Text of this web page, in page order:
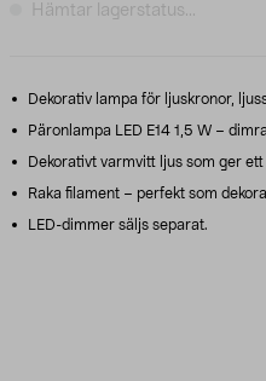
Hämtar lagerstatus...
Dekorativ lampa för ljuskronor,
Päronlampa LED E14 1,5 W –
Dekorativt varmvitt ljus som ger
Raka filament – perfekt som
LED-dimmer säljs separat.